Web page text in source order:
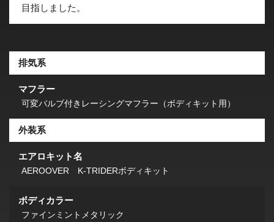
目指しました。
排気系
マフラー
可変バルブ付きレーシングマフラー（ボディキット用）
外装系
エアロキット名
AEROOVER K-TRIDERボディキット
ボディカラー
ファインミントメタリック